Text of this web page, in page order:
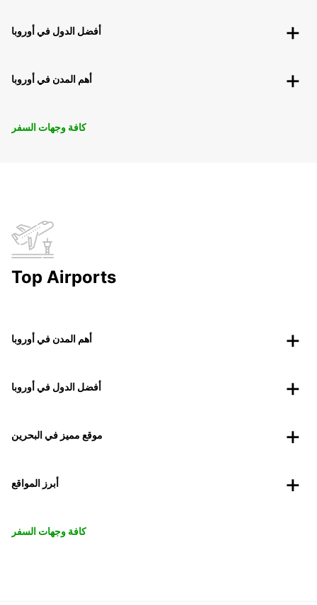
أفضل الدول في أوروبا
أهم المدن في أوروبا
كافة وجهات السفر
Top Airports
أهم المدن في أوروبا
أفضل الدول في أوروبا
موقع مميز في البحرين
أبرز المواقع
كافة وجهات السفر